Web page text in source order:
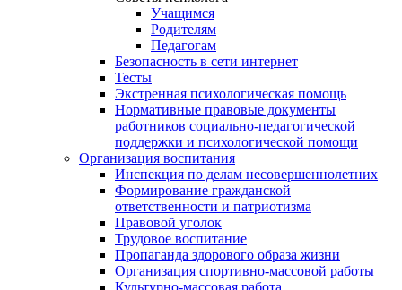
Учащимся
Родителям
Педагогам
Безопасность в сети интернет
Тесты
Экстренная психологическая помощь
Нормативные правовые документы
работников социально-педагогической
поддержки и психологической помощи
Организация воспитания
Инспекция по делам несовершеннолетних
Формирование гражданской
ответственности и патриотизма
Правовой уголок
Трудовое воспитание
Пропаганда здорового образа жизни
Организация спортивно-массовой работы
Культурно-массовая работа